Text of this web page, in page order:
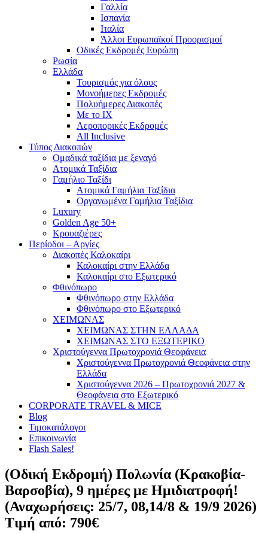
Γαλλία
Ισπανία
Ιταλία
Άλλοι Ευρωπαϊκοί Προορισμοί
Οδικές Εκδρομές Ευρώπη
Ρωσία
Ελλάδα
Τουρισμός για όλους
Mονοήμερες Εκδρομές
Πολυήμερες Διακοπές
Με το ΙΧ
Αεροπορικές Εκδρομές
All Inclusive
Τύπος Διακοπών
Ομαδικά ταξίδια με ξεναγό
Ατομικά Ταξίδια
Γαμήλιο Ταξίδι
Ατομικά Γαμήλια Ταξίδια
Οργανωμένα Γαμήλια Ταξίδια
Luxury
Golden Age 50+
Κρουαζιέρες
Περίοδοι – Αργίες
Διακοπές Καλοκαίρι
Καλοκαίρι στην Ελλάδα
Καλοκαίρι στο Εξωτερικό
Φθινόπωρο
Φθινόπωρο στην Ελλάδα
Φθινόπωρο στο Εξωτερικό
ΧΕΙΜΩΝΑΣ
ΧΕΙΜΩΝΑΣ ΣΤΗΝ ΕΛΛΑΔΑ
ΧΕΙΜΩΝΑΣ ΣΤΟ ΕΞΩΤΕΡΙΚΟ
Χριστούγεννα Πρωτοχρονιά Θεοφάνεια
Χριστούγεννα Πρωτοχρονιά Θεοφάνεια στην
Ελλάδα
Χριστούγεννα 2026 – Πρωτοχρονιά 2027 &
Θεοφάνεια στο Εξωτερικό
CORPORATE TRAVEL & MICE
Blog
Τιμοκατάλογοι
Επικοινωνία
Flash Sales!
(Οδική Εκδρομή) Πολωνία (Κρακοβία-
Βαρσοβία), 9 ημέρες με Ημιδιατροφή!
(Αναχωρήσεις: 25/7, 08,14/8 & 19/9 2026)
Τιμή από: 790€